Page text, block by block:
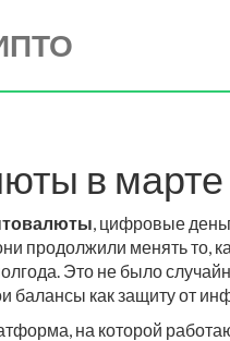
в
, цифровые
продолжили менять то,
Это не было
балансы как защиту от
на которой